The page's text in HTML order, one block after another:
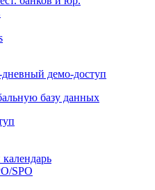
дневный демо-доступ
базу данных
SPO